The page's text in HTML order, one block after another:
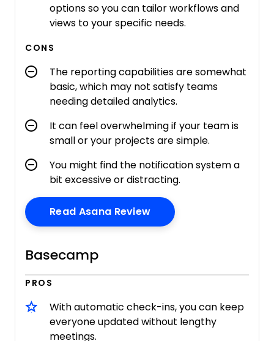
options so you can tailor workflows and
views to your specific needs.
CONS
The reporting capabilities are somewhat
basic, which may not satisfy teams
needing detailed analytics.
It can feel overwhelming if your team is
small or your projects are simple.
You might find the notification system a
bit excessive or distracting.
Read Asana ReviewOpens New Window
Basecamp
PROS
With automatic check-ins, you can keep
everyone updated without lengthy
meetings.